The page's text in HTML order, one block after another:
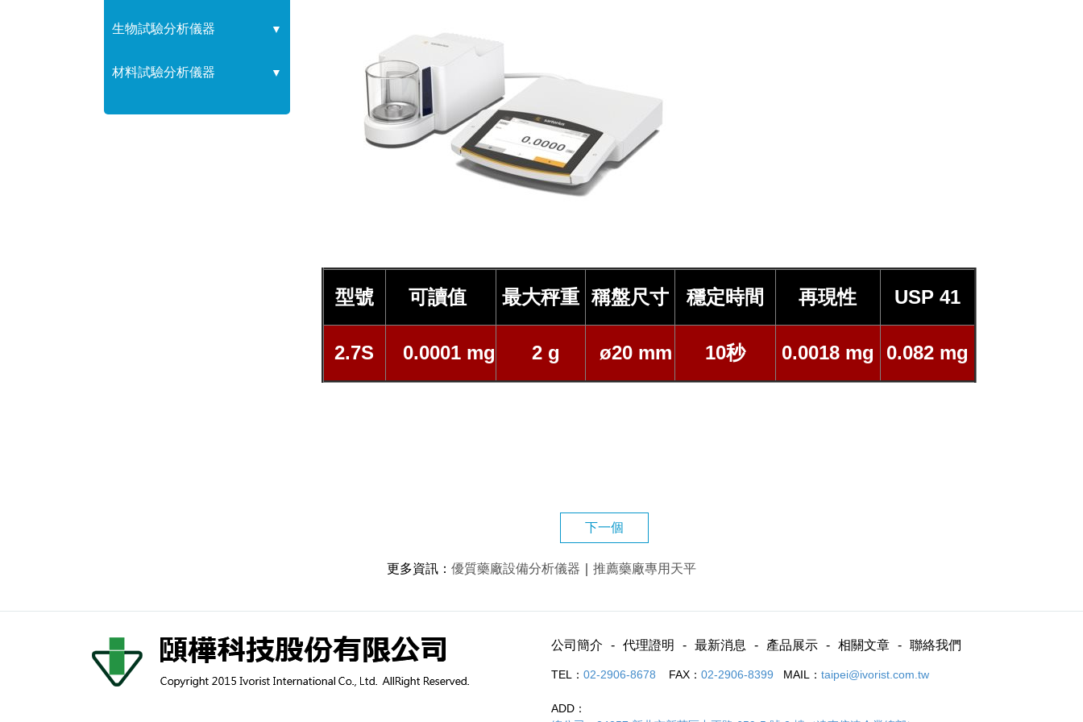
生物試驗分析儀器 ▼
材料試驗分析儀器 ▼
型號 可讀值 最大秤重 稱盤尺寸 穩定時間 再現性 USP 41
2.7S 0.0001 mg 2 g ø20 mm 10秒 0.0018 mg 0.082 mg
下一個
更多資訊 ： 優質藥廠設備分析儀器 推薦藥廠專用天平
公司簡介 代理證明 最新消息 產品展示 相關文章 聯絡我們
TEL： 02-2906-8678 FAX： 02-2906-8399 MAIL： taipei@ivorist.com.tw
ADD：